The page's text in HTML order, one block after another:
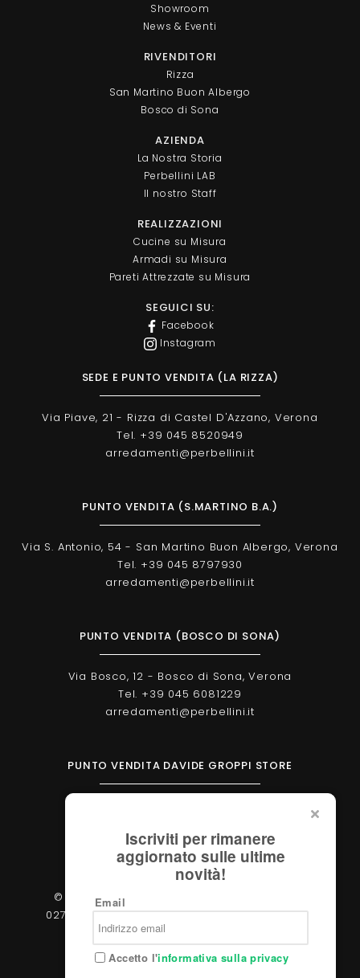
Showroom
News & Eventi
RIVENDITORI
Rizza
San Martino Buon Albergo
Bosco di Sona
AZIENDA
La Nostra Storia
Perbellini LAB
Il nostro Staff
REALIZZAZIONI
Cucine su Misura
Armadi su Misura
Pareti Attrezzate su Misura
SEGUICI SU:
Facebook
Instagram
SEDE E PUNTO VENDITA (LA RIZZA)
Via Piave, 21 - Rizza di Castel D'Azzano, Verona
Tel. +39 045 8520949
arredamenti@perbellini.it
PUNTO VENDITA (S.MARTINO B.A.)
Via S. Antonio, 54 - San Martino Buon Albergo, Verona
Tel. +39 045 8797930
arredamenti@perbellini.it
PUNTO VENDITA (BOSCO DI SONA)
Via Bosco, 12 - Bosco di Sona, Verona
Tel. +39 045 6081229
arredamenti@perbellini.it
PUNTO VENDITA DAVIDE GROPPI STORE
verona@davidegroppi.store
© 2026 - Perbellini Arredamenti S.r.l. - P.IVA
02783400233 - Via Verdi, 31/A - 37060, Castel
d'Azzano (Verona)
Iscriviti per rimanere
aggiornato sulle ultime
novità!
Email
Accetto l'informativa sulla privacy